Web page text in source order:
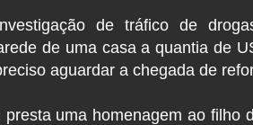
de tráfico de
de uma casa a quantia de
aguardar a chegada de
presta uma homenagem ao filho